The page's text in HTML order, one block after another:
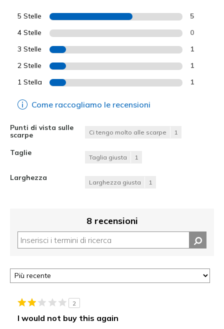
5 Stelle 5
4 Stelle 0
3 Stelle 1
2 Stelle 1
1 Stella 1
Come raccogliamo le recensioni
Punti di vista sulle
scarpe
Ci tengo molto alle scarpe 1
Taglie
Taglia giusta 1
Larghezza
Larghezza giusta 1
8 recensioni
2
I would not buy this again